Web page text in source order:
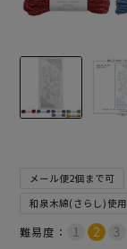
メール便2個まで可
和泉木綿(さらし)使用
難易度：